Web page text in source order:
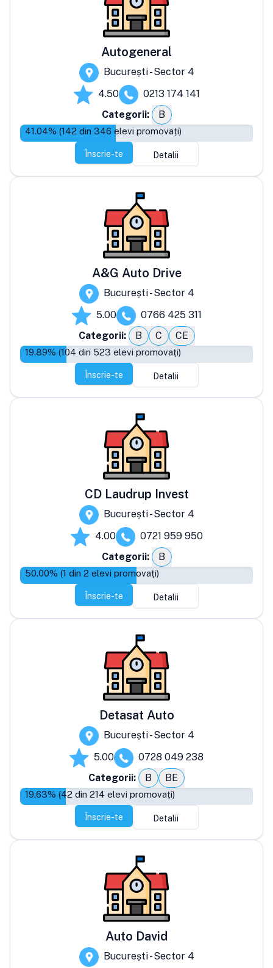
Autogeneral
București - Sector 4
4.50
0213 174 141
Categorii:
B
41.04% (142 din 346 elevi promovați)
Înscrie-te Detalii
A&G Auto Drive
București - Sector 4
5.00
0766 425 311
Categorii:
B C CE
19.89% (104 din 523 elevi promovați)
Înscrie-te Detalii
CD Laudrup Invest
București - Sector 4
4.00
0721 959 950
Categorii:
B
50.00% (1 din 2 elevi promovați)
Înscrie-te Detalii
Detasat Auto
București - Sector 4
5.00
0728 049 238
Categorii:
B BE
19.63% (42 din 214 elevi promovați)
Înscrie-te Detalii
Auto David
București - Sector 4